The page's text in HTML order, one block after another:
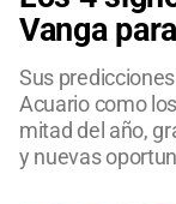
Vanga
Sus
Acuario como
mitad del año,
y nuevas